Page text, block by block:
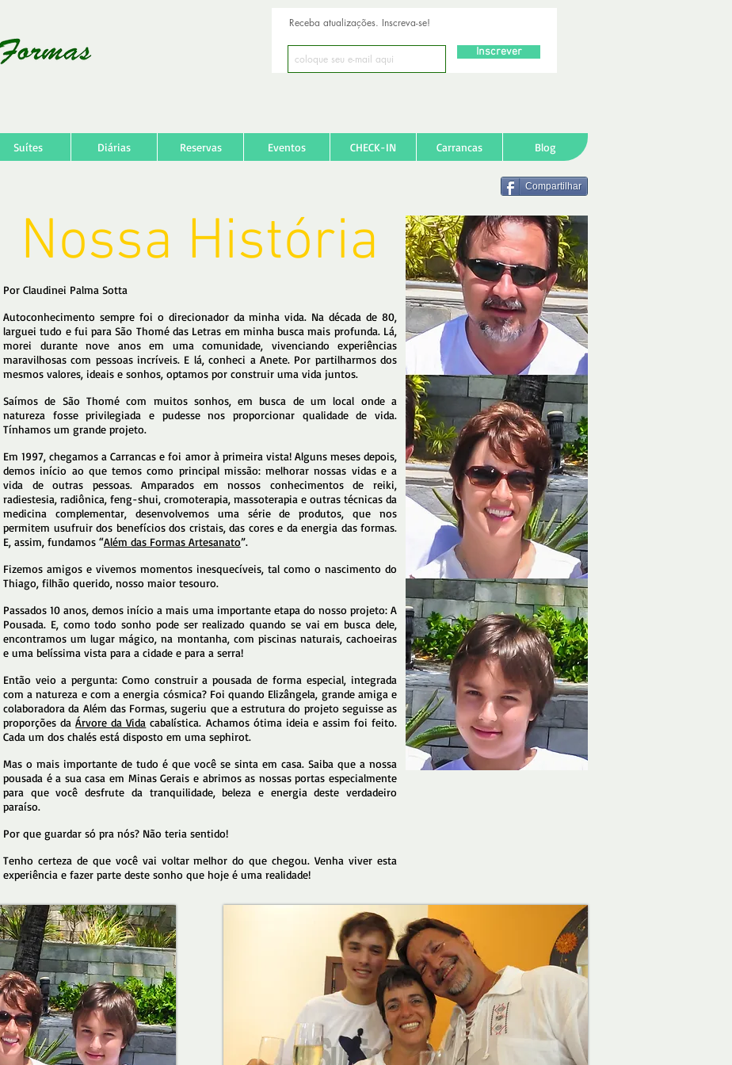
Receba atualizações. Inscreva-se!
Inscrever
Suítes Diárias Reservas Eventos CHECK-IN Carrancas Blog
Compartilhar
Nossa História
Por Claudinei Palma Sotta
Autoconhecimento sempre foi o direcionador da minha vida. Na década de 80,
larguei tudo e fui para São Thomé das Letras em minha busca mais profunda. Lá,
morei durante nove anos em uma comunidade, vivenciando experiências
maravilhosas com pessoas incríveis. E lá, conheci a Anete. Por partilharmos dos
mesmos valores, ideais e sonhos, optamos por construir uma vida juntos.
Saímos de São Thomé com muitos sonhos, em busca de um local onde a
natureza fosse privilegiada e pudesse nos proporcionar qualidade de vida.
Tínhamos um grande projeto.
Em 1997, chegamos a Carrancas e foi amor à primeira vista! Alguns meses depois,
demos início ao que temos como principal missão: melhorar nossas vidas e a
vida de outras pessoas. Amparados em nossos conhecimentos de reiki,
radiestesia, radiônica, feng-shui, cromoterapia, massoterapia e outras técnicas da
medicina complementar, desenvolvemos uma série de produtos, que nos
permitem usufruir dos benefícios dos cristais, das cores e da energia das formas.
E, assim, fundamos “Além das Formas Artesanato”.
Fizemos amigos e vivemos momentos inesquecíveis, tal como o nascimento do
Thiago, filhão querido, nosso maior tesouro.
Passados 10 anos, demos início a mais uma importante etapa do nosso projeto: A
Pousada. E, como todo sonho pode ser realizado quando se vai em busca dele,
encontramos um lugar mágico, na montanha, com piscinas naturais, cachoeiras
e uma belíssima vista para a cidade e para a serra!
Então veio a pergunta: Como construir a pousada de forma especial, integrada
com a natureza e com a energia cósmica? Foi quando Elizângela, grande amiga e
colaboradora da Além das Formas, sugeriu que a estrutura do projeto seguisse as
proporções daÁrvore da Vida cabalística. Achamos ótima ideia e assim foi feito.
Cada um dos chalés está disposto em uma sephirot.
Mas o mais importante de tudo é que você se sinta em casa. Saiba que a nossa
pousada é a sua casa em Minas Gerais e abrimos as nossas portas especialmente
para que você desfrute da tranquilidade, beleza e energia deste verdadeiro
paraíso.
Por que guardar só pra nós? Não teria sentido!
Tenho certeza de que você vai voltar melhor do que chegou. Venha viver esta
experiência e fazer parte deste sonho que hoje é uma realidade!